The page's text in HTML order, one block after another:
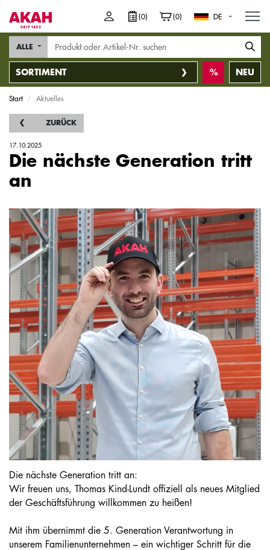
(0) (0) DE
SORTIMENT
ALLE
NEU
Start Aktuelles
ZURÜCK
17.10.2025
Die nächste Generation tritt
an
Die nächste Generation tritt an:
Wir freuen uns, Thomas Kind-Lundt offiziell als neues Mitglied
der Geschäftsführung willkommen zu heißen!
Mit ihm übernimmt die 5. Generation Verantwortung in
unserem Familienunternehmen – ein wichtiger Schritt für die